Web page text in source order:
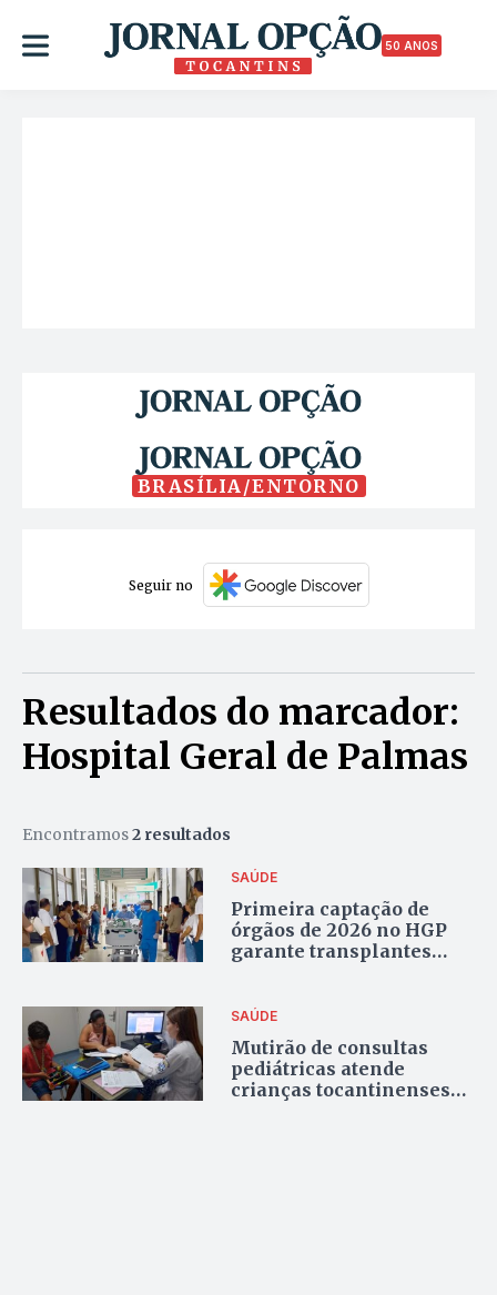
50 ANOS
BRASÍLIA/ENTORNO
Seguir no
Resultados do marcador:
Hospital Geral de Palmas
Encontramos2 resultados
SAÚDE
Primeira captação de
órgãos de 2026 no HGP
garante transplantes
SAÚDE
Mutirão de consultas
pediátricas atende
crianças tocantinenses